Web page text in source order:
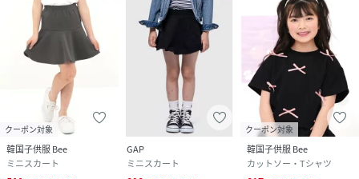
クーポン対象
韓国子供服 Bee
ミニスカート
GAP
ミニスカート
クーポン対象
韓国子供服 Bee
カットソー・Tシャツ